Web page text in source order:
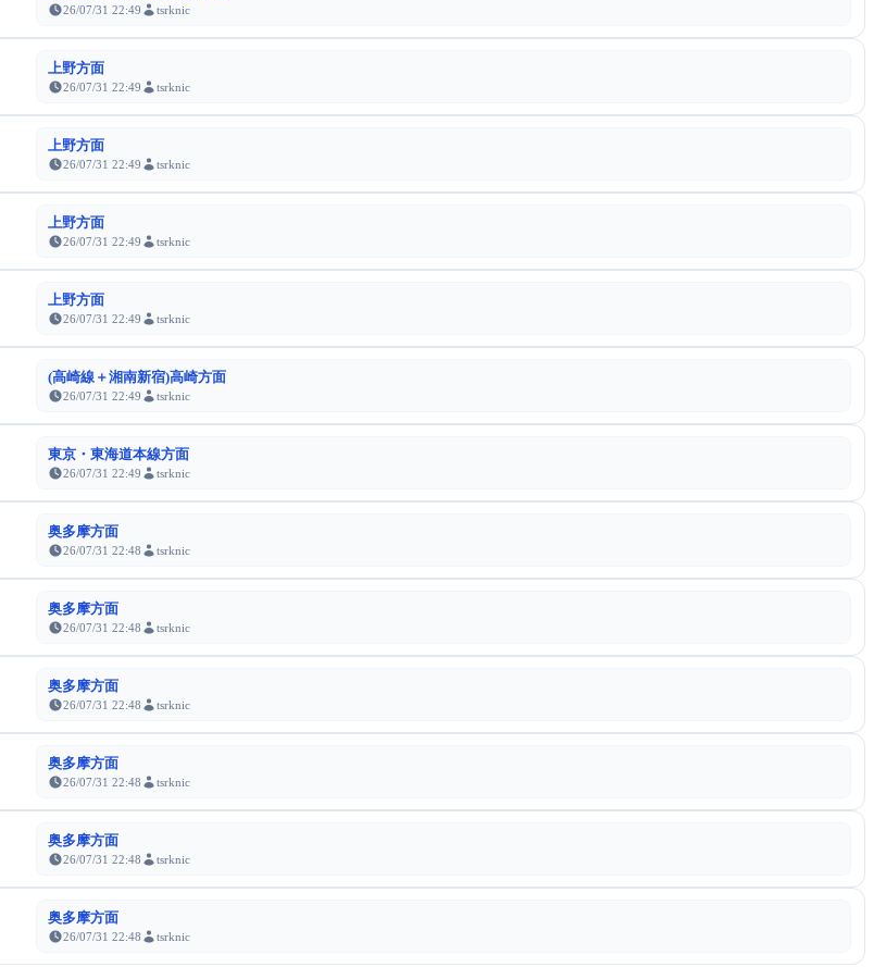
26/07/31 22:49 tsrknic
上野方面
26/07/31 22:49 tsrknic
上野方面
26/07/31 22:49 tsrknic
上野方面
26/07/31 22:49 tsrknic
上野方面
26/07/31 22:49 tsrknic
(高崎線＋湘南新宿)高崎方面
26/07/31 22:49 tsrknic
東京・東海道本線方面
26/07/31 22:49 tsrknic
奥多摩方面
26/07/31 22:48 tsrknic
奥多摩方面
26/07/31 22:48 tsrknic
奥多摩方面
26/07/31 22:48 tsrknic
奥多摩方面
26/07/31 22:48 tsrknic
奥多摩方面
26/07/31 22:48 tsrknic
奥多摩方面
26/07/31 22:48 tsrknic